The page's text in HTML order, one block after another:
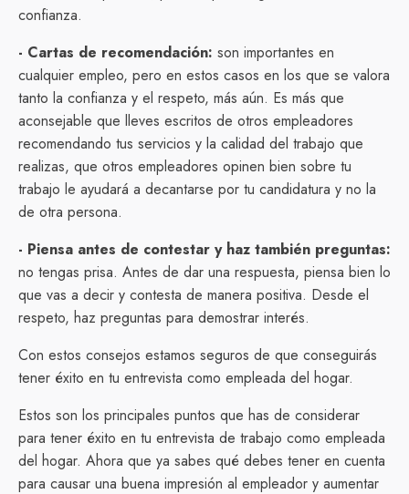
confianza.
- Cartas de recomendación: son importantes en
cualquier empleo, pero en estos casos en los que se valora
tanto la confianza y el respeto, más aún. Es más que
aconsejable que lleves escritos de otros empleadores
recomendando tus servicios y la calidad del trabajo que
realizas, que otros empleadores opinen bien sobre tu
trabajo le ayudará a decantarse por tu candidatura y no la
de otra persona.
- Piensa antes de contestar y haz también preguntas:
no tengas prisa. Antes de dar una respuesta, piensa bien lo
que vas a decir y contesta de manera positiva. Desde el
respeto, haz preguntas para demostrar interés.
Con estos consejos estamos seguros de que conseguirás
tener éxito en tu entrevista como empleada del hogar.
Estos son los principales puntos que has de considerar
para tener éxito en tu entrevista de trabajo como empleada
del hogar. Ahora que ya sabes qué debes tener en cuenta
para causar una buena impresión al empleador y aumentar